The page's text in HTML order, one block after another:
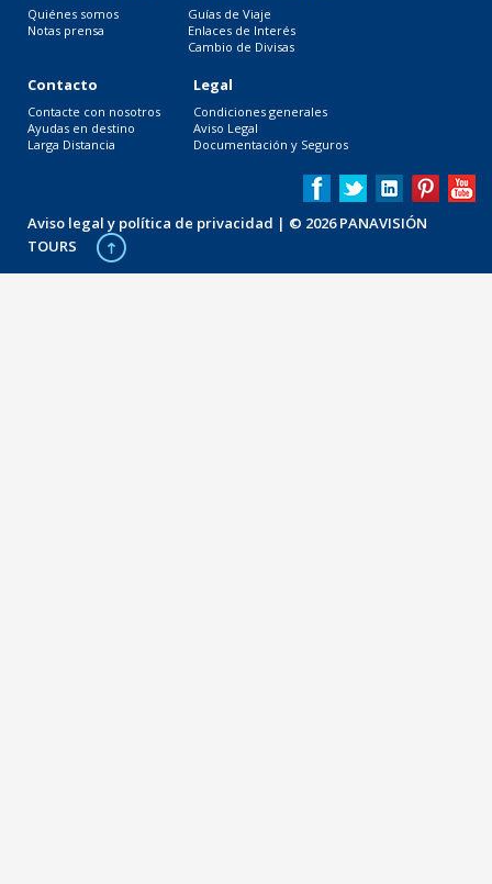
Quiénes somos
Notas prensa
Guías de Viaje
Enlaces de Interés
Cambio de Divisas
Contacto
Contacte con nosotros
Ayudas en destino
Larga Distancia
Legal
Condiciones generales
Aviso Legal
Documentación y Seguros
Aviso legal y política de privacidad | © 2026 PANAVISIÓN
TOURS